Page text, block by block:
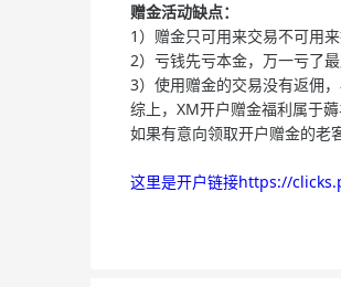
赠金活动缺点：
1）赠金只可用来交易不可用
2）亏钱先亏本金，万一亏了最
3）使用赠金的交易没有返佣
综上，XM开户赠金福利属于
如果有意向领取开户赠金的老
这里是开户链接https://